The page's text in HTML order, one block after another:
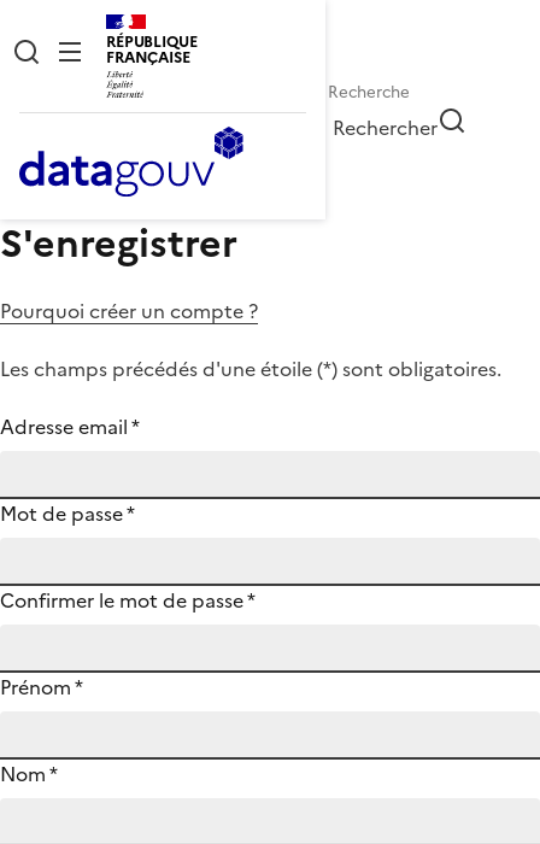
RÉPUBLIQUE
FRANÇAISE
Rechercher
S'enregistrer
Pourquoi créer un compte ?
Les champs précédés d'une étoile (*) sont obligatoires.
Adresse email*
Mot de passe*
Confirmer le mot de passe*
Prénom*
Nom*